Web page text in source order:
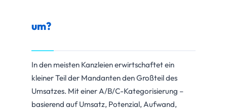
um?
In den meisten Kanzleien erwirtschaftet ein
kleiner Teil der Mandanten den Großteil des
Umsatzes. Mit einer A/B/C-Kategorisierung –
basierend auf Umsatz, Potenzial, Aufwand,